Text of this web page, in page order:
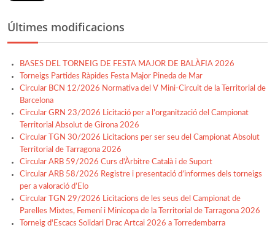
Últimes modificacions
BASES DEL TORNEIG DE FESTA MAJOR DE BALÀFIA 2026
Torneigs Partides Ràpides Festa Major Pineda de Mar
Circular BCN 12/2026 Normativa del V Mini-Circuit de la Territorial de
Barcelona
Circular GRN 23/2026 Licitació per a l’organització del Campionat
Territorial Absolut de Girona 2026
Circular TGN 30/2026 Licitacions per ser seu del Campionat Absolut
Territorial de Tarragona 2026
Circular ARB 59/2026 Curs d'Àrbitre Català i de Suport
Circular ARB 58/2026 Registre i presentació d’informes dels torneigs
per a valoració d’Elo
Circular TGN 29/2026 Licitacions de les seus del Campionat de
Parelles Mixtes, Femení i Minicopa de la Territorial de Tarragona 2026
Torneig d'Escacs Solidari Drac Artcai 2026 a Torredembarra